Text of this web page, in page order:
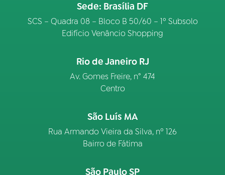
Sede: Brasília DF
SCS – Quadra 08 – Bloco B 50/60 – 1º Subsolo
Edifício Venâncio Shopping
Rio de Janeiro RJ
Av. Gomes Freire, n° 474
Centro
São Luís MA
Rua Armando Vieira da Silva, nº 126
Bairro de Fátima
São Paulo SP